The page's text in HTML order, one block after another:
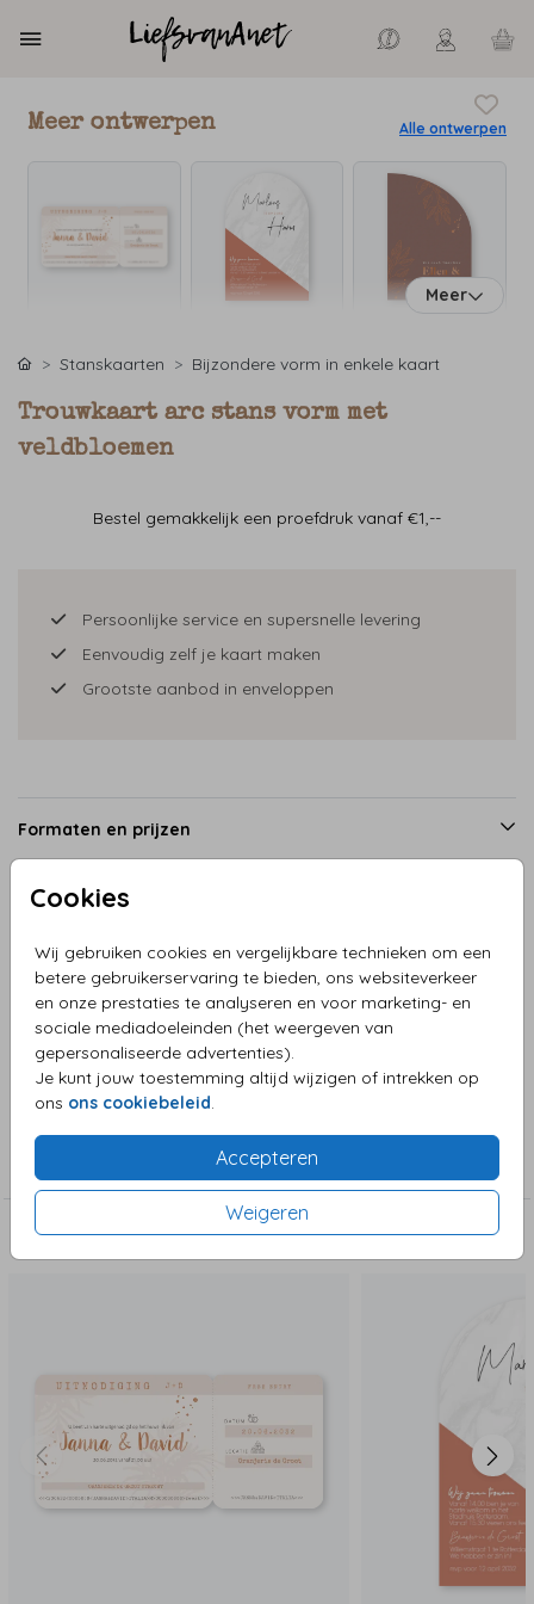
Cookies
Wij gebruiken cookies en vergelijkbare technieken om een
betere gebruikerservaring te bieden, ons websiteverkeer
en onze prestaties te analyseren en voor marketing- en
sociale mediadoeleinden (het weergeven van
gepersonaliseerde advertenties).
Je kunt jouw toestemming altijd wijzigen of intrekken op
ons ons cookiebeleid.
Accepteren
Weigeren
Meer ontwerpen Alle ontwerpen
Meer
Stanskaarten Bijzondere vorm in enkele kaart
Trouwkaart arc stans vorm met
veldbloemen
Bestel gemakkelijk een proefdruk vanaf €1,--
Persoonlijke service en supersnelle levering
Eenvoudig zelf je kaart maken
Grootste aanbod in enveloppen
Formaten en prijzen
Omschrijving
Trouwkaart arc vorm met veldbloemen en aanpasbare
teksten.
Bijzondere vorm in enkele kaart